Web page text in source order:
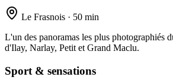
Le Frasnois · 50 min
L'un des panoramas les plus photographiés
d'Ilay, Narlay, Petit et Grand Maclu.
Sport & sensations